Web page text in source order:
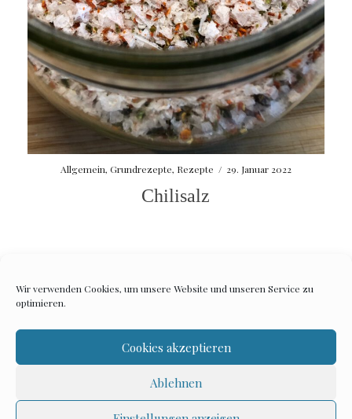
Wir verwenden Cookies, um unsere Website und unseren Service zu
optimieren.
Cookies akzeptieren
Ablehnen
Allgemein, Grundrezepte, Rezepte / 29. Januar 2022
Chilisalz
Impressum Datenschutzerklärung
Elaraby LyraThemes